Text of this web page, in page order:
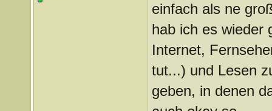
einfach als ne
hab ich es wieder
Internet,
tut...) und Lesen
geben, in denen